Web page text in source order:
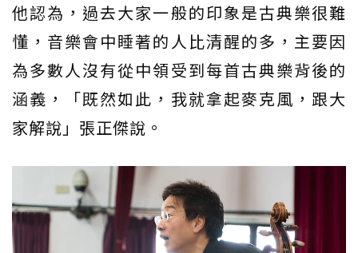
他認為，過去大家一般的印象是古典樂很難
懂，音樂會中睡著的人比清醒的多，主要因
為多數人沒有從中領受到每首古典樂背後的
涵義，「既然如此，我就拿起麥克風，跟大
家解說」張正傑說。